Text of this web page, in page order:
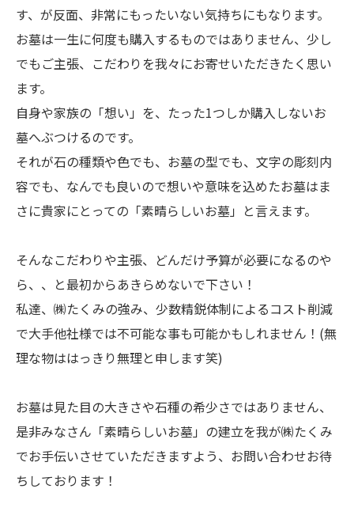
す、が反面、非常にもったいない気持ちにもなります。
お墓は一生に何度も購入するものではありません、少し
でもご主張、こだわりを我々にお寄せいただきたく思い
ます。
自身や家族の「想い」を、たった1つしか購入しないお
墓へぶつけるのです。
それが石の種類や色でも、お墓の型でも、文字の彫刻内
容でも、なんでも良いので想いや意味を込めたお墓はま
さに貴家にとっての「素晴らしいお墓」と言えます。
そんなこだわりや主張、どんだけ予算が必要になるのや
ら、、と最初からあきらめないで下さい！
私達、㈱たくみの強み、少数精鋭体制によるコスト削減
で大手他社様では不可能な事も可能かもしれません！(無
理な物ははっきり無理と申します笑)
お墓は見た目の大きさや石種の希少さではありません、
是非みなさん「素晴らしいお墓」の建立を我が㈱たくみ
でお手伝いさせていただきますよう、お問い合わせお待
ちしております！